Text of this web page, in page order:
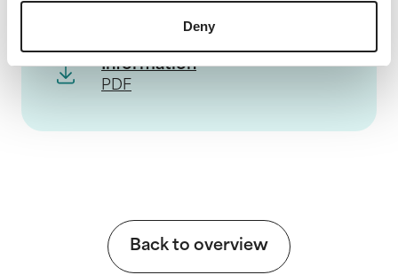
Deny
Information
PDF
Back to overview